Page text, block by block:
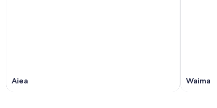
Aiea